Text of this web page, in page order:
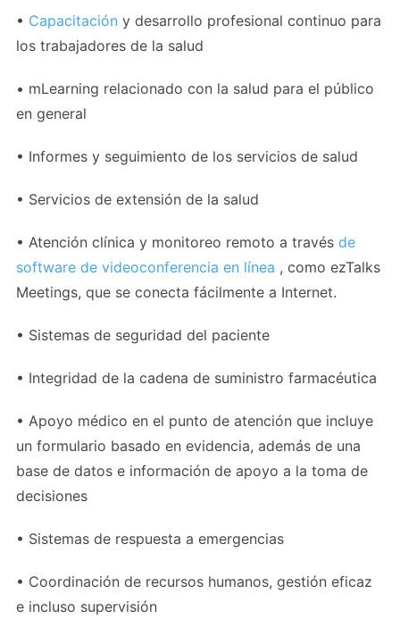
• Capacitación y desarrollo profesional continuo para
los trabajadores de la salud
• mLearning relacionado con la salud para el público
en general
• Informes y seguimiento de los servicios de salud
• Servicios de extensión de la salud
• Atención clínica y monitoreo remoto a través de
software de videoconferencia en línea , como ezTalks
Meetings, que se conecta fácilmente a Internet.
• Sistemas de seguridad del paciente
• Integridad de la cadena de suministro farmacéutica
• Apoyo médico en el punto de atención que incluye
un formulario basado en evidencia, además de una
base de datos e información de apoyo a la toma de
decisiones
• Sistemas de respuesta a emergencias
• Coordinación de recursos humanos, gestión eficaz
e incluso supervisión